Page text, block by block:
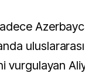
uluslararası
vurgulayan